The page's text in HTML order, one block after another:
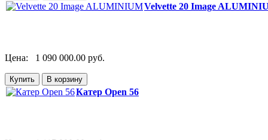
Velvette 20 Image
Цена: 1 090 000.00 руб.
Катер Open 56